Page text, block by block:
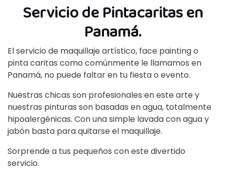
Servicio de Pintacaritas en
Panamá.
El servicio de maquillaje artístico, face painting o
pinta caritas como comúnmente le llamamos en
Panamá, no puede faltar en tu fiesta o evento.
Nuestras chicas son profesionales en este arte y
nuestras pinturas son basadas en agua, totalmente
hipoalergénicas. Con una simple lavada con agua y
jabón basta para quitarse el maquillaje.
Sorprende a tus pequeños con este divertido
servicio.